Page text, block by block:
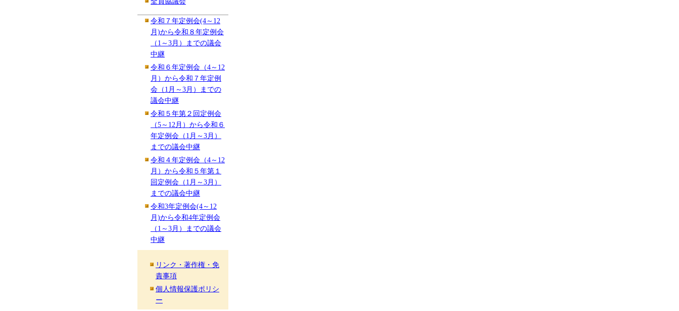
令和７年定例会(4～12
月)から令和８年定例会
（1～3月）までの議会
中継
令和６年定例会（4～12
月）から令和７年定例
会（1月～3月）までの
議会中継
令和５年第２回定例会
（5～12月）から令和６
年定例会（1月～3月）
までの議会中継
令和４年定例会（4～12
月）から令和５年第１
回定例会（1月～3月）
までの議会中継
令和3年定例会(4～12
月)から令和4年定例会
（1～3月）までの議会
中継
リンク・著作権・免
責事項
個人情報保護ポリシ
ー